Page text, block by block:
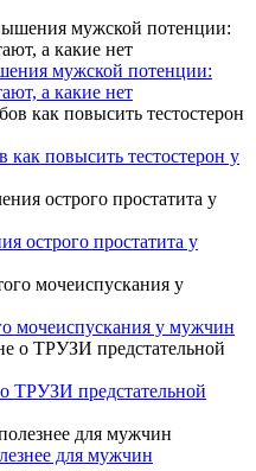
мужской потенции:
а какие нет
как повысить тестостерон у
острого простатита у
мочеиспускания у мужчин
ТРУЗИ предстательной
для мужчин